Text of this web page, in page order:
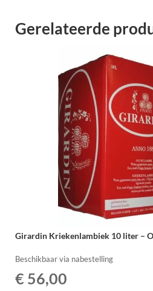
75cl
Gerelateerde
Girardin Kriekenlambiek 10 liter –
Beschikbaar via nabestelling
€ 56,00